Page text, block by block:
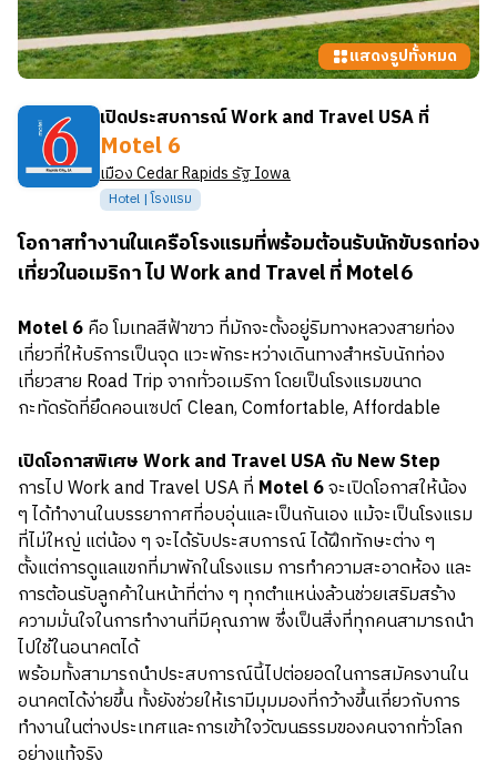
แสดงรูปทั้งหมด
เปิดประสบการณ์ Work and Travel USA ที่
Motel 6
เมืองCedar RapidsรัฐIowa
Hotel | โรงแรม
โอกาสทำงานในเครือโรงแรมที่พร้อมต้อนรับนักขับรถท่อง
เที่ยวในอเมริกา ไป Work and Travel ที่ Motel 6
Motel 6คือ โมเทลสีฟ้าขาว ที่มักจะตั้งอยู่ริมทางหลวงสายท่อง
เที่ยวที่ให้บริการเป็นจุด แวะพักระหว่างเดินทางสำหรับนักท่อง
เที่ยวสาย Road Trip จากทั่วอเมริกา โดยเป็นโรงแรมขนาด
กะทัดรัดที่ยึดคอนเซปต์ Clean, Comfortable, Affordable
เปิดโอกาสพิเศษ Work and Travel USA กับ New Step
การไป Work and Travel USA ที่ Motel 6จะเปิดโอกาสให้น้อง
ๆ ได้ทำงานในบรรยากาศที่อบอุ่นและเป็นกันเอง แม้จะเป็นโรงแรม
ที่ไม่ใหญ่ แต่น้อง ๆ จะได้รับประสบการณ์ ได้ฝึกทักษะต่าง ๆ
ตั้งแต่การดูแลแขกที่มาพักในโรงแรม การทำความสะอาดห้อง และ
การต้อนรับลูกค้าในหน้าที่ต่าง ๆ ทุกตำแหน่งล้วนช่วยเสริมสร้าง
ความมั่นใจในการทำงานที่มีคุณภาพ ซึ่งเป็นสิ่งที่ทุกคนสามารถนำ
ไปใช้ในอนาคตได้
พร้อมทั้งสามารถนำประสบการณ์นี้ไปต่อยอดในการสมัครงานใน
อนาคตได้ง่ายขึ้น ทั้งยังช่วยให้เรามีมุมมองที่กว้างขึ้นเกี่ยวกับการ
ทำงานในต่างประเทศและการเข้าใจวัฒนธรรมของคนจากทั่วโลก
อย่างแท้จริง